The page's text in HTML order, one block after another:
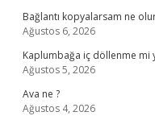
Bağlantı kopyalarsam ne
Ağustos 6, 2026
Kaplumbağa iç döllenme mi
Ağustos 5, 2026
Ava ne ?
Ağustos 4, 2026